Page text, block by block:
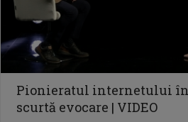
Pionieratul internetului în
scurtă evocare | VIDEO